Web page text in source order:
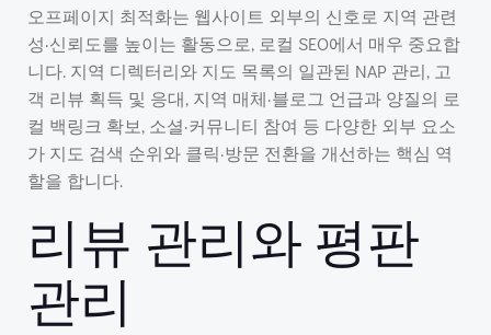
오프페이지 최적화는 웹사이트 외부의 신호로 지역 관련
성·신뢰도를 높이는 활동으로, 로컬 SEO에서 매우 중요합
니다. 지역 디렉터리와 지도 목록의 일관된 NAP 관리, 고
객 리뷰 획득 및 응대, 지역 매체·블로그 언급과 양질의 로
컬 백링크 확보, 소셜·커뮤니티 참여 등 다양한 외부 요소
가 지도 검색 순위와 클릭·방문 전환을 개선하는 핵심 역
할을 합니다.
리뷰 관리와 평판
관리